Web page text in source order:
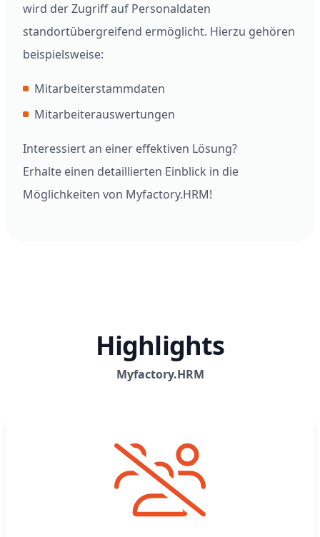
wird der Zugriff auf Personaldaten
standortübergreifend ermöglicht. Hierzu gehören
beispielsweise:
Mitarbeiterstammdaten
Mitarbeiterauswertungen
Interessiert an einer effektiven Lösung?
Erhalte einen detaillierten Einblick in die
Möglichkeiten von Myfactory.HRM!
Highlights
Myfactory.HRM